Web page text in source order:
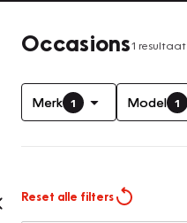
Occasions1 resultaat
Merk 1 Model 1
Reset alle filters